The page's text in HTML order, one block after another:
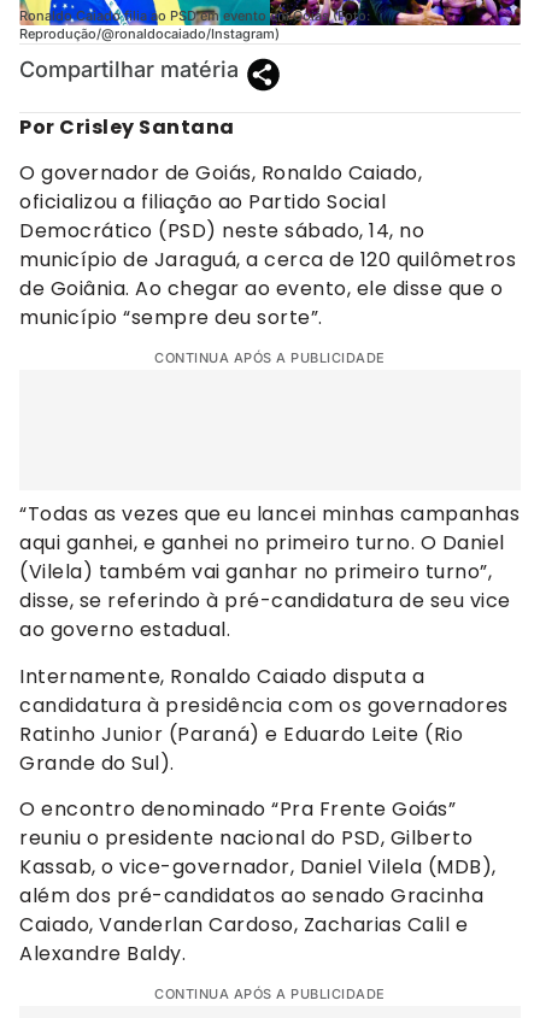
Ronaldo Caiado filia ao PSD em evento em Goiás (Foto:
Reprodução/@ronaldocaiado/Instagram)
Compartilhar matéria
Por Crisley Santana
O governador de Goiás, Ronaldo Caiado,
oficializou a filiação ao Partido Social
Democrático (PSD) neste sábado, 14, no
município de Jaraguá, a cerca de 120 quilômetros
de Goiânia. Ao chegar ao evento, ele disse que o
município “sempre deu sorte”.
CONTINUA APÓS A PUBLICIDADE
“Todas as vezes que eu lancei minhas campanhas
aqui ganhei, e ganhei no primeiro turno. O Daniel
(Vilela) também vai ganhar no primeiro turno”,
disse, se referindo à pré-candidatura de seu vice
ao governo estadual.
Internamente, Ronaldo Caiado disputa a
candidatura à presidência com os governadores
Ratinho Junior (Paraná) e Eduardo Leite (Rio
Grande do Sul).
O encontro denominado “Pra Frente Goiás”
reuniu o presidente nacional do PSD, Gilberto
Kassab, o vice-governador, Daniel Vilela (MDB),
além dos pré-candidatos ao senado Gracinha
Caiado, Vanderlan Cardoso, Zacharias Calil e
Alexandre Baldy.
CONTINUA APÓS A PUBLICIDADE